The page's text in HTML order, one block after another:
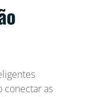
conectar as